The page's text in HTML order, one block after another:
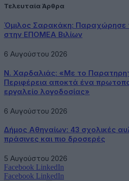
Τελευταία Άρθρα
Όμιλος Σαρακάκη: Παραχώρησε
στην ΕΠΟΜΕΑ Βιλίων
6 Αυγούστου 2026
Ν. Χαρδαλιάς: «Με το
Περιφέρεια αποκτά ένα
εργαλείο λογοδοσίας»
6 Αυγούστου 2026
Δήμος Αθηναίων: 43 σχολικές
πράσινες και πιο δροσερές
5 Αυγούστου 2026
Facebook LinkedIn
Facebook LinkedIn